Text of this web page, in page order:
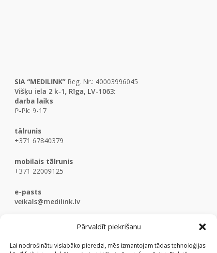
Pārvaldīt piekrišanu
Lai nodrošinātu vislabāko pieredzi, mēs izmantojam tādas tehnoloģijas
SIA “MEDILINK” Reg. Nr.: 40003996045
Višķu iela 2 k-1, Rīga, LV-1063:
darba laiks
P-Pk: 9-17
tālrunis
+371 67840379
mobilais tālrunis
+371 22009125
e-pasts
veikals@medilink.lv